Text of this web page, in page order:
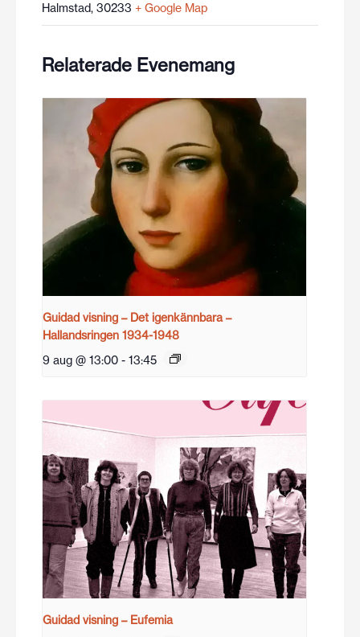
Halmstad, 30233 + Google Map
Relaterade Evenemang
Guidad visning – Det igenkännbara –
Hallandsringen 1934-1948
9 aug @ 13:00 - 13:45
Guidad visning – Eufemia